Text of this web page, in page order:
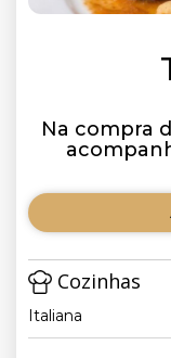
Na compra
Cozinhas
Italiana